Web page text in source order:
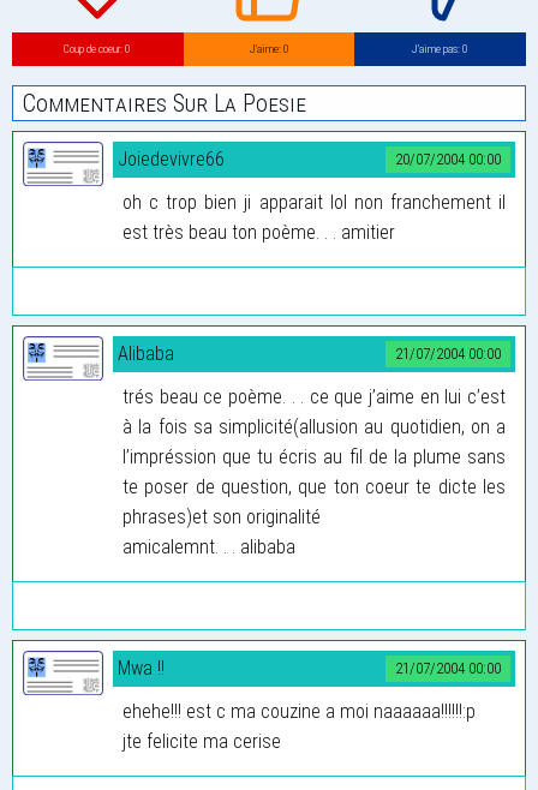
Coup de coeur: 0 J’aime: 0 J’aime pas: 0
Commentaires Sur La Poesie
20/07/2004 00:00
Joiedevivre66
oh c trop bien ji apparait lol non franchement il
est très beau ton poème. . . amitier
21/07/2004 00:00
Alibaba
trés beau ce poème. . . ce que j’aime en lui c’est
à la fois sa simplicité(allusion au quotidien, on a
l’impréssion que tu écris au fil de la plume sans
te poser de question, que ton coeur te dicte les
phrases)et son originalité
amicalemnt. . . alibaba
21/07/2004 00:00
Mwa !!
ehehe!!! est c ma couzine a moi naaaaaa!!!!!!:p
jte felicite ma cerise